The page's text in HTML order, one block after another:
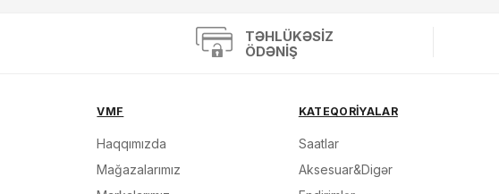
TƏHLÜKƏSIZ
ÖDƏNIŞ
VMF
Haqqımızda
Mağazalarımız
KATEQORİYALAR
Saatlar
Aksesuar&Digər